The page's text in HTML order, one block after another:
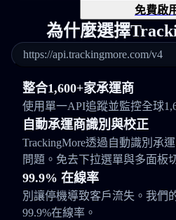
免費啟
為什麼選擇
https://api.trackingmore.com/v4
整合1,600+家承運商
使用單一API追蹤並監控全球
自動承運商識別與校正
TrackingMore透過自動識別承
問題。免去下拉選單與多面板
99.9% 在線率
別讓停機導致客戶流失。我們
99.9%在線率。